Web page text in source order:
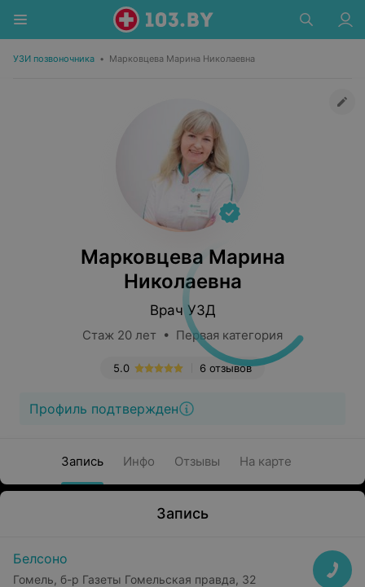
УЗИ позвоночника • Марковцева Марина Николаевна
Марковцева Марина
Николаевна
Врач УЗД
Стаж 20 лет • Первая категория
6 отзывов
5.0
Профиль подтвержден
Запись Инфо Отзывы На карте
Запись
Белсоно
Гомель, б-р Газеты Гомельская правда, 32